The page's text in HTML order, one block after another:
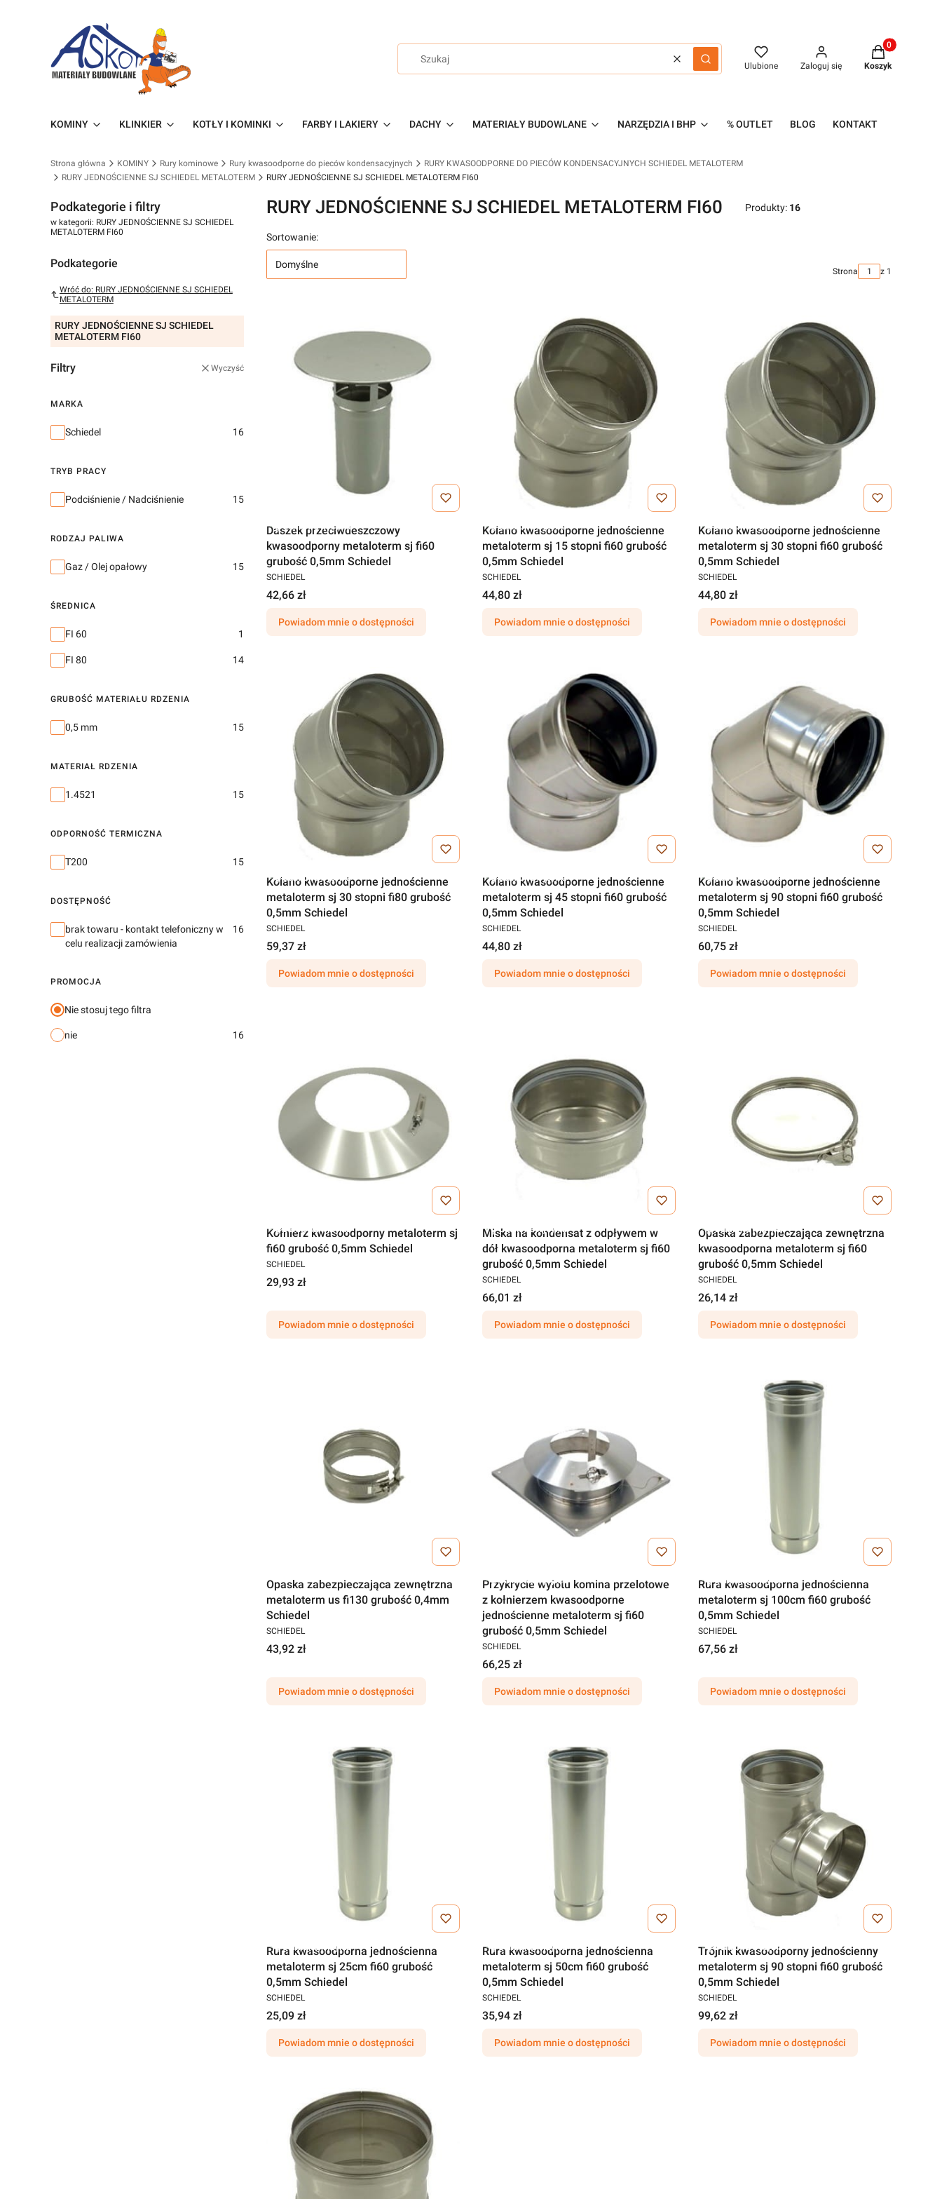
WyczyśćSzukaj Ulubione Zaloguj się
Produkty w
Koszyk
KOMINY KLINKIER KOTŁY I KOMINKI FARBY I LAKIERY DACHY MATERIAŁY BUDOWLANE NARZĘDZIA I BHP % OUTLET BLOG KONTAKT
Strona główna KOMINY Rury kominowe Rury kwasoodporne do pieców kondensacyjnych
RURY KWASOODPORNE DO PIECÓW KONDENSACYJNYCH SCHIEDEL METALOTERM
RURY JEDNOŚCIENNE SJ SCHIEDEL METALOTERM
RURY JEDNOŚCIENNE SJ SCHIEDEL METALOTERM FI60
Podkategorie i filtry
w kategorii: RURY JEDNOŚCIENNE SJ SCHIEDEL
METALOTERM FI60
Podkategorie
Wróć do: RURY JEDNOŚCIENNE SJ SCHIEDEL
METALOTERM
RURY JEDNOŚCIENNE SJ SCHIEDEL
METALOTERM FI60
Filtry Wyczyść
MARKA
MarkaSchiedel 16
TRYB PRACY
Tryb pracy
Podciśnienie / Nadciśnienie 15
RODZAJ PALIWA
Rodzaj paliwaGaz / Olej opałowy 15
ŚREDNICA
Średnica
FI 60 1
FI 80 14
GRUBOŚĆ MATERIAŁU RDZENIA
Grubość materiału rdzenia
0,5 mm 15
MATERIAŁ RDZENIA
Materiał rdzenia
1.4521 15
ODPORNOŚĆ TERMICZNA
Odporność termiczna
T200 15
DOSTĘPNOŚĆ
Dostępność
brak towaru - kontakt telefoniczny w
celu realizacji zamówienia
16
PROMOCJA
Nie stosuj tego filtra
nie 16
RURY JEDNOŚCIENNE SJ SCHIEDEL METALOTERM FI60 Produkty: 16
Sortowanie:
Domyślne
Strona z 1
Darmowa wysyłka
Daszek przeciwdeszczowy
kwasoodporny metaloterm sj fi60
grubość 0,5mm Schiedel
SCHIEDEL
42,66 zł
Powiadom mnie o dostępności
Darmowa wysyłka
Kolano kwasoodporne jednościenne
metaloterm sj 15 stopni fi60 grubość
0,5mm Schiedel
SCHIEDEL
44,80 zł
Powiadom mnie o dostępności
Darmowa wysyłka
Kolano kwasoodporne jednościenne
metaloterm sj 30 stopni fi60 grubość
0,5mm Schiedel
SCHIEDEL
44,80 zł
Powiadom mnie o dostępności
Darmowa wysyłka
Kolano kwasoodporne jednościenne
metaloterm sj 30 stopni fi80 grubość
0,5mm Schiedel
SCHIEDEL
59,37 zł
Powiadom mnie o dostępności
Darmowa wysyłka
Kolano kwasoodporne jednościenne
metaloterm sj 45 stopni fi60 grubość
0,5mm Schiedel
SCHIEDEL
44,80 zł
Powiadom mnie o dostępności
Darmowa wysyłka
Kolano kwasoodporne jednościenne
metaloterm sj 90 stopni fi60 grubość
0,5mm Schiedel
SCHIEDEL
60,75 zł
Powiadom mnie o dostępności
Darmowa wysyłka
Kołnierz kwasoodporny metaloterm sj
fi60 grubość 0,5mm Schiedel
SCHIEDEL
29,93 zł
Powiadom mnie o dostępności
Darmowa wysyłka
Miska na kondensat z odpływem w
dół kwasoodporna metaloterm sj fi60
grubość 0,5mm Schiedel
SCHIEDEL
66,01 zł
Powiadom mnie o dostępności
Darmowa wysyłka
Opaska zabezpieczająca zewnętrzna
kwasoodporna metaloterm sj fi60
grubość 0,5mm Schiedel
SCHIEDEL
26,14 zł
Powiadom mnie o dostępności
Opaska zabezpieczająca zewnętrzna
metaloterm us fi130 grubość 0,4mm
Schiedel
SCHIEDEL
43,92 zł
Powiadom mnie o dostępności
Darmowa wysyłka
Przykrycie wylotu komina przelotowe
z kołnierzem kwasoodporne
jednościenne metaloterm sj fi60
grubość 0,5mm Schiedel
SCHIEDEL
66,25 zł
Powiadom mnie o dostępności
Darmowa wysyłka
Rura kwasoodporna jednościenna
metaloterm sj 100cm fi60 grubość
0,5mm Schiedel
SCHIEDEL
67,56 zł
Powiadom mnie o dostępności
Darmowa wysyłka
Rura kwasoodporna jednościenna
metaloterm sj 25cm fi60 grubość
0,5mm Schiedel
SCHIEDEL
25,09 zł
Powiadom mnie o dostępności
Darmowa wysyłka
Rura kwasoodporna jednościenna
metaloterm sj 50cm fi60 grubość
0,5mm Schiedel
SCHIEDEL
35,94 zł
Powiadom mnie o dostępności
Darmowa wysyłka
Trójnik kwasoodporny jednościenny
metaloterm sj 90 stopni fi60 grubość
0,5mm Schiedel
SCHIEDEL
99,62 zł
Powiadom mnie o dostępności